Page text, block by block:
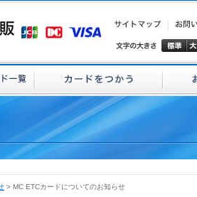
> MC ETCカードについてのお知らせ